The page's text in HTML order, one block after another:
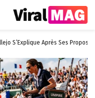
S’Explique Après Ses Propos